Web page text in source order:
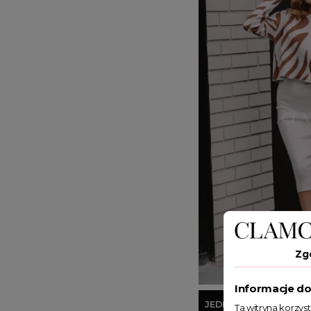
JEDEN ROZMIAR
Informacje
Ta witryna